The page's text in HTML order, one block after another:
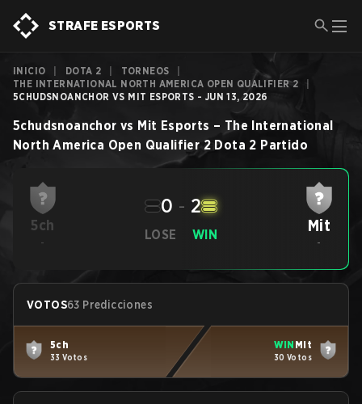
STRAFE ESPORTS
INICIO DOTA 2 TORNEOS
THE INTERNATIONAL NORTH AMERICA OPEN QUALIFIER 2
5CHUDSNOANCHOR VS MIT ESPORTS - JUN 13, 2026
5chudsnoanchor vs Mit Esports – The International
North America Open Qualifier 2 Dota 2 Partido
5ch
-
LOSE
0 - 2
WIN Mit
-
VOTOS63 Predicciones
5ch
33 Votos
WIN Mit
30 Votos